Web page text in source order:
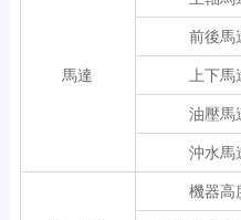
馬達
前後馬
上下馬
油壓馬
沖水馬
機器高